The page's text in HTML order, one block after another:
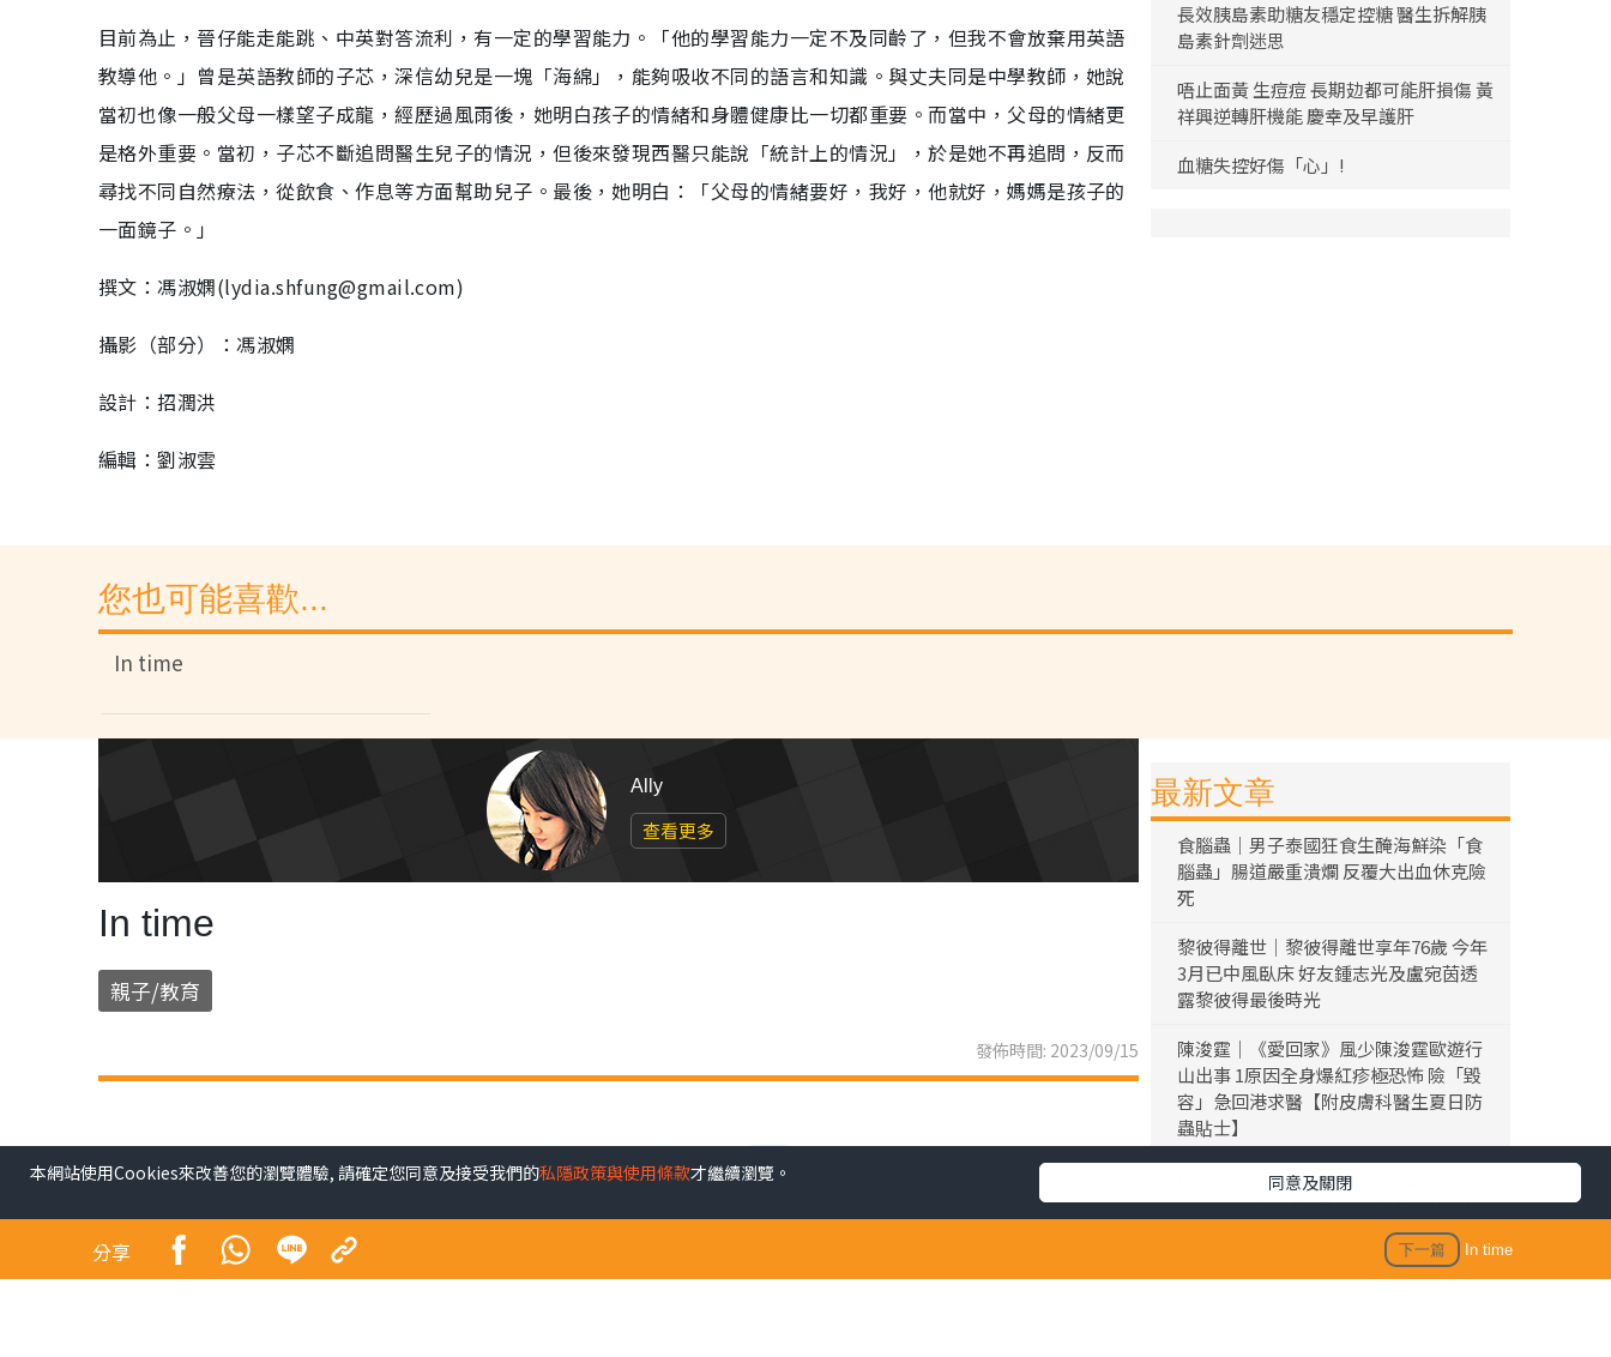
目前為止，晉仔能走能跳、中英對答流利，有一定的學習能力。「他的學習能力一定不及同齡了，但我不會放棄用英語
教導他。」曾是英語教師的子芯，深信幼兒是一塊「海綿」，能夠吸收不同的語言和知識。與丈夫同是中學教師，她說
當初也像一般父母一樣望子成龍，經歷過風雨後，她明白孩子的情緒和身體健康比一切都重要。而當中，父母的情緒更
是格外重要。當初，子芯不斷追問醫生兒子的情況，但後來發現西醫只能說「統計上的情況」，於是她不再追問，反而
尋找不同自然療法，從飲食、作息等方面幫助兒子。最後，她明白：「父母的情緒要好，我好，他就好，媽媽是孩子的
一面鏡子。」
撰文：馮淑嫻(lydia.shfung@gmail.com)
攝影（部分）：馮淑嫻
設計：招潤洪
編輯：劉淑雲
長效胰島素助糖友穩定控糖 醫生拆解胰
島素針劑迷思
唔止面黃 生痘痘 長期攰都可能肝損傷 黃
祥興逆轉肝機能 慶幸及早護肝
血糖失控好傷「心」!
您也可能喜歡...
In time
Ally
查看更多
In time
親子/教育
發佈時間: 2023/09/15
最新文章
食腦蟲｜男子泰國狂食生醃海鮮染「食
腦蟲」腸道嚴重潰爛 反覆大出血休克險
死
黎彼得離世｜黎彼得離世享年76歲 今年
3月已中風臥床 好友鍾志光及盧宛茵透
露黎彼得最後時光
陳浚霆｜《愛回家》風少陳浚霆歐遊行
山出事 1原因全身爆紅疹極恐怖 險「毀
容」急回港求醫【附皮膚科醫生夏日防
蟲貼士】
KO脂肪肝｜女子每日食三文治變中度脂
肪肝 早餐改吃1款食物 半年激減15磅逆
折壽食物｜大量常見食品上榜！ 美國研
分享 下一篇 In time
本網站使用Cookies來改善您的瀏覽體驗, 請確定您同意及接受我們的私隱政策與使用條款才繼續瀏覽。 同意及關閉